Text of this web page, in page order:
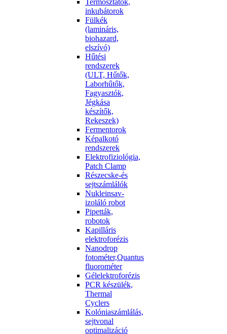
inkubátorok
Fülkék
(lamináris,
biohazard,
elszívó)
Hűtési
rendszerek
(ULT, Hűtők,
Laborhűtők,
Fagyasztók,
Jégkása
készítők,
Rekeszek)
Fermentorok
Képalkotó
rendszerek
Elektrofiziológia,
Patch Clamp
Részecske-és
sejtszámlálók
Nukleinsav-
izoláló robot
Pipetták,
robotok
Kapilláris
elektroforézis
Nanodrop
fotométer,Quantus
fluorométer
Gélelektroforézis
PCR készülék,
Thermal
Cyclers
Kolóniaszámlálás,
sejtvonal
optimalizáció